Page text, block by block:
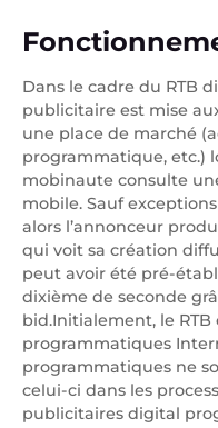
Dans le cadre du RTB
publicitaire est mise
une place de marché
programmatique, etc.)
mobinaute consulte
mobile. Sauf
alors l’annonceur
qui voit sa création
peut avoir été pré-
dixième de seconde
bid.Initialement, le RTB
programmatiques
programmatiques ne
celui-ci dans les
publicitaires digital